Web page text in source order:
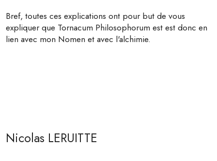
Bref, toutes ces explications ont pour but de vous
expliquer que Tornacum Philosophorum est est donc en
lien avec mon Nomen et avec l'alchimie.
Nicolas LERUITTE